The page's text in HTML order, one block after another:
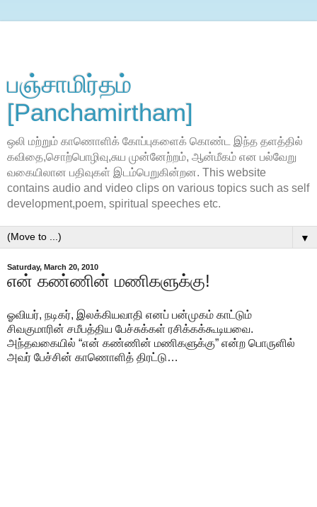
பஞ்சாமிர்தம்
[Panchamirtham]
ஒலி மற்றும் காணொளிக் கோப்புகளைக் கொண்ட இந்த தளத்தில்
கவிதை,சொற்பொழிவு,சுய முன்னேற்றம், ஆன்மீகம் என பல்வேறு
வகையிலான பதிவுகள் இடம்பெறுகின்றன. This website
contains audio and video clips on various topics such as self
development,poem, spiritual speeches etc.
▼
Saturday, March 20, 2010
என் கண்ணின் மணிகளுக்கு!
ஓவியர், நடிகர், இலக்கியவாதி எனப் பன்முகம் காட்டும்
சிவகுமாரின் சமீபத்திய பேச்சுக்கள் ரசிக்கக்கூடியவை.
அந்தவகையில் “என் கண்ணின் மணிகளுக்கு” என்ற பொருளில்
அவர் பேச்சின் காணொளித் திரட்டு…